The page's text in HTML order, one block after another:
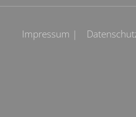
Impressum |